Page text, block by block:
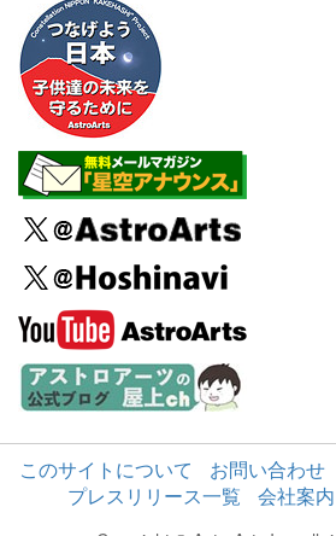
このサイトについて お問い合わせ
プレスリリース一覧
会社案内